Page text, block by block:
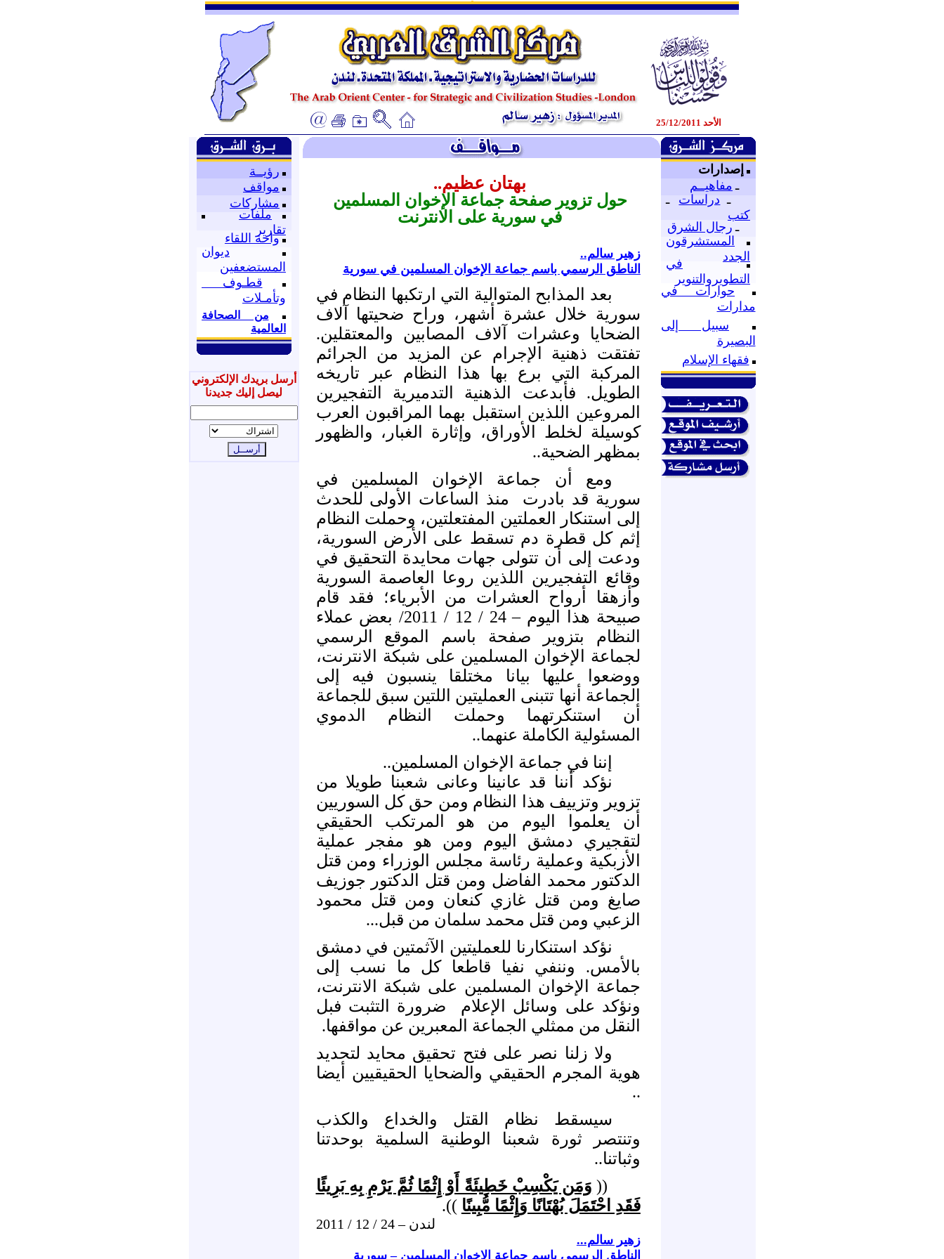
ـ
ـ
الأحد 25/12/2011
رؤيــة
مواقف
مشاركات
ملفات
تقارير
واحة اللقاء
ديوان
المستضعفين
قطـوف
وتأمـلات
من الصحافة
العالمية
أرسل بريدك الإلكتروني
ليصل إليك جديدنا
إصدارات
ـ مفاهيــم
ـ دراسات
ـ
كتب
ـ رجال الشرق
المستشرقون
الجدد
في
التطويروالتنوير
حوارات في
مدارات
سبيل إلى
البصيرة
فقهاء الإسلام
بهتان عظيم..
حول تزوير صفحة جماعة الإخوان المسلمين
في سورية على الانترنت
زهير سالم..
الناطق الرسمي باسم جماعة الإخوان المسلمين في سورية
بعد المذابح المتوالية التي ارتكبها النظام في
سورية خلال عشرة أشهر، وراح ضحيتها آلاف
الضحايا وعشرات آلاف المصابين والمعتقلين.
تفتقت ذهنية الإجرام عن المزيد من الجرائم
المركبة التي برع بها هذا النظام عبر تاريخه
الطويل. فأبدعت الذهنية التدميرية التفجيرين
المروعين اللذين استقبل بهما المراقبون العرب
كوسيلة لخلط الأوراق، وإثارة الغبار، والظهور
بمظهر الضحية..
ومع أن جماعة الإخوان المسلمين في
سورية قد بادرت
منذ الساعات الأولى للحدث
إلى استنكار العملتين المفتعلتين، وحملت النظام
إثم كل قطرة دم تسقط على الأرض السورية،
ودعت إلى أن تتولى جهات محايدة التحقيق في
وقائع التفجيرين اللذين روعا العاصمة السورية
وأزهقا أرواح العشرات من الأبرياء؛ فقد قام
صبيحة هذا اليوم – 24 / 12 / 2011/ بعض عملاء
النظام بتزوير صفحة باسم الموقع الرسمي
لجماعة الإخوان المسلمين على شبكة الانترنت،
ووضعوا عليها بيانا مختلقا ينسبون فيه إلى
الجماعة أنها تتبنى العمليتين اللتين سبق للجماعة
أن استنكرتهما وحملت النظام الدموي
المسئولية الكاملة عنهما..
إننا في جماعة الإخوان المسلمين..
نؤكد أننا قد عانينا وعانى شعبنا طويلا من
تزوير وتزييف هذا النظام ومن حق كل السوريين
أن يعلموا اليوم من هو المرتكب الحقيقي
لتقجيري دمشق اليوم ومن هو مفجر عملية
الأزبكية وعملية رئاسة مجلس الوزراء ومن قتل
الدكتور محمد الفاضل ومن قتل الدكتور جوزيف
صايغ ومن قتل غازي كنعان ومن قتل محمود
الزعبي ومن قتل محمد سلمان من قبل...
نؤكد استنكارنا للعمليتين الآثمتين في دمشق
بالأمس. وننفي نفيا قاطعا كل ما نسب إلى
جماعة الإخوان المسلمين على شبكة الانترنت،
ونؤكد على وسائل الإعلام
ضرورة التثبت فبل
النقل من ممثلي الجماعة المعبرين عن مواقفها.
ولا زلنا نصر على فتح تحقيق محايد لتحديد
هوية المجرم الحقيقي والضحايا الحقيقيين أيضا
..
سيسقط نظام القتل والخداع والكذب
وتنتصر ثورة شعبنا الوطنية السلمية بوحدتنا
وثباتنا..
(( وَمَن يَكْسِبْ خَطِيئَةً أَوْ إِثْمًا ثُمَّ يَرْمِ بِهِ بَرِيئًا
فَقَدِ احْتَمَلَ بُهْتَانًا وَإِثْمًا مُّبِينًا )).
لندن – 24 / 12 / 2011
زهير سالم...
الناطق الرسمي باسم جماعة الإخوان المسلمين – سورية